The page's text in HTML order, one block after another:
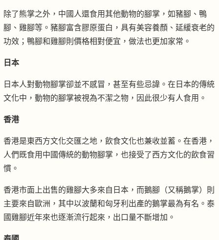
除了熊掌之外，中國人還食用其他動物的腳掌，如豬腳、鴨
腳、雞腳等。豬腳富含膠原蛋白，具有美容養顏、延緩衰老的
功效；鴨腳和雞腳則價格相對便宜，做法也更加家常。
日本
日本人對動物腳掌卻並不感冒，甚至有些忌諱。在日本的傳統
文化中，動物的腳掌被視為不潔之物，因此很少有人食用。
香港
香港是東西方文化交匯之地，飲食文化也兼收並蓄。在香港，
人們既食用中國傳統的動物腳掌，也接受了西方文化的飲食習
慣。
香港市面上出售的雞腳大多來自日本，而鵝腳（又稱鵝掌）則
主要來自歐洲，其中以波蘭和匈牙利出產的鵝掌最為有名。泰
國雞腳近年來也逐漸流行起來，出口量不斷增加。